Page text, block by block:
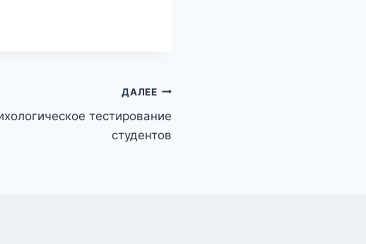
ДАЛЕЕ
тестирование
студентов